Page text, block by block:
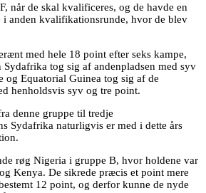
når de skal kvalificeres, og de havde en
i anden kvalifikationsrunde, hvor de blev
med hele 18 point efter seks kampe,
tog sig af andenpladsen med syv
og Equatorial Guinea tog sig af de
henholdsvis syv og tre point.
denne gruppe til tredje
Sydafrika naturligvis er med i dette års
røg Nigeria i gruppe B, hvor holdene var
Kenya. De sikrede præcis et point mere
12 point, og derfor kunne de nyde